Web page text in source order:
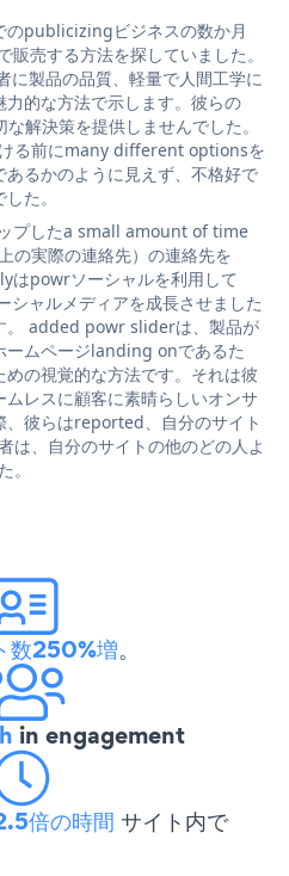
のpublicizingビジネスの数か月
売する方法を探していました。
製品の品質、軽量で人間工学に
的な方法で示します。彼らの
解決策を提供しませんでした。
る前にmany different optionsを
るかのように見えず、不格好で
た。
プしたa small amount of time
の実際の連絡先）の連絡先を
はpowrソーシャルを利用して
シャルメディアを成長させました
。 added powr sliderは、製品が
ームページlanding onであるた
の視覚的な方法です。それは彼
レスに顧客に素晴らしいオンサ
、彼らはreported、自分のサイト
は、自分のサイトの他のどの人よ
。
数250%増。
in engagement
倍の時間 サイト内で